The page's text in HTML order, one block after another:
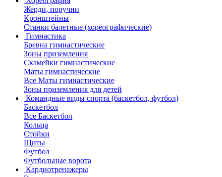
Жерди, поручни
Кронштейны
Станки балетные (хореографические)
Гимнастика
Бревна гимнастические
Зоны приземления
Скамейки гимнастические
Маты гимнастические
Все Маты гимнастические
Зоны приземления для детей
Командные виды спорта (баскетбол, футбол)
Баскетбол
Все Баскетбол
Кольца
Стойки
Щиты
Футбол
Футбольные ворота
Кардиотренажеры